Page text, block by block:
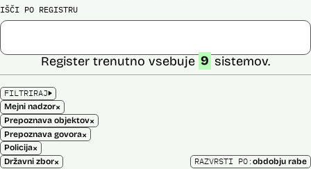
IŠČI PO REGISTRU
FILTRIRAJ
Mejni nadzor×
Prepoznava objektov×
Prepoznava govora×
Policija×
Državni zbor×
Register trenutno vsebuje 9 sistemov.
RAZVRSTI PO:obdobju rabe